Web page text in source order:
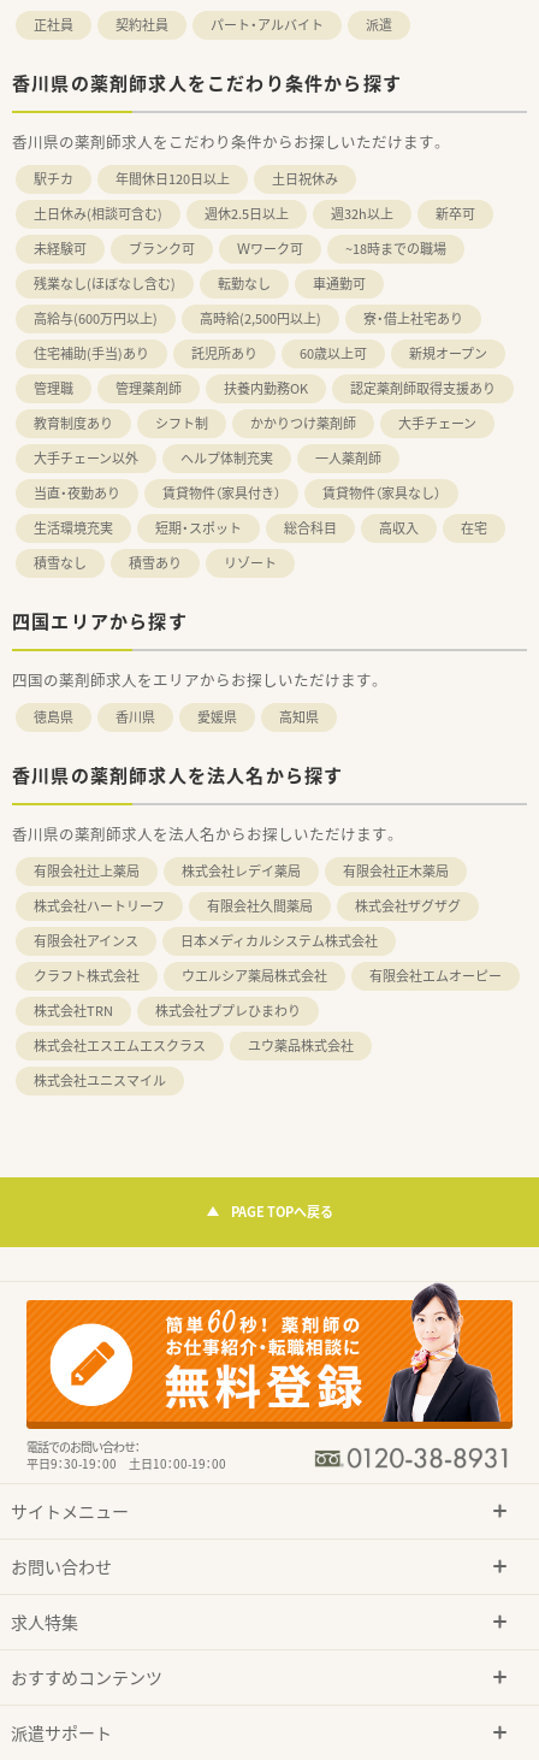
正社員 契約社員 パート・アルバイト 派遣
香川県の薬剤師求人をこだわり条件から探す
香川県の薬剤師求人をこだわり条件からお探しいただけます。
駅チカ 年間休日120日以上
土日祝休み
土日休み(相談可含む)
週休2.5日以上 週32h以上
新卒可
未経験可
ブランク可 Ｗワーク可
~18時までの職場
残業なし(ほぼなし含む)
転勤なし
車通勤可
高給与(600万円以上)
高時給(2,500円以上)
寮・借上社宅あり
住宅補助(手当)あり
託児所あり 60歳以上可
新規オープン
管理職
管理薬剤師 扶養内勤務OK
認定薬剤師取得支援あり
教育制度あり
シフト制 かかりつけ薬剤師
大手チェーン
大手チェーン以外
ヘルプ体制充実
一人薬剤師
当直・夜勤あり
賃貸物件（家具付き）
賃貸物件（家具なし）
生活環境充実
短期・スポット 総合科目 高収入
在宅
積雪なし
積雪あり リゾート
四国エリアから探す
四国の薬剤師求人をエリアからお探しいただけます。
徳島県 香川県 愛媛県 高知県
香川県の薬剤師求人を法人名から探す
香川県の薬剤師求人を法人名からお探しいただけます。
有限会社辻上薬局 株式会社レデイ薬局
有限会社正木薬局
株式会社ハートリーフ
有限会社久間薬局
株式会社ザグザグ
有限会社アインス
日本メディカルシステム株式会社
クラフト株式会社
ウエルシア薬局株式会社
有限会社エムオーピー
株式会社TRN
株式会社ププレひまわり
株式会社エスエムエスクラス
ユウ薬品株式会社
株式会社ユニスマイル
PAGE TOPへ戻る
電話でのお問い合わせ：
平日9：30-19：00 土日10：00-19：00
サイトメニュー
お問い合わせ
求人特集
おすすめコンテンツ
派遣サポート